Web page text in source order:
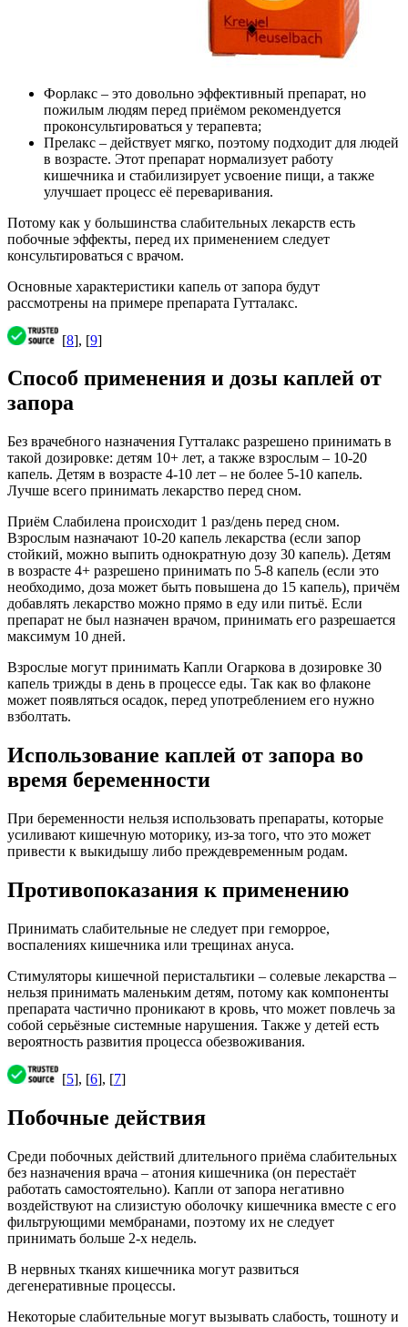
Форлакс – это довольно эффективный препарат, но
пожилым людям перед приёмом рекомендуется
проконсультироваться у терапевта;
Прелакс – действует мягко, поэтому подходит для людей
в возрасте. Этот препарат нормализует работу
кишечника и стабилизирует усвоение пищи, а также
улучшает процесс её переваривания.
Потому как у большинства слабительных лекарств есть
побочные эффекты, перед их применением следует
консультироваться с врачом.
Основные характеристики капель от запора будут
рассмотрены на примере препарата Гутталакс.
[8], [9]
Способ применения и дозы каплей от
запора
Без врачебного назначения Гутталакс разрешено принимать в
такой дозировке: детям 10+ лет, а также взрослым – 10-20
капель. Детям в возрасте 4-10 лет – не более 5-10 капель.
Лучше всего принимать лекарство перед сном.
Приём Слабилена происходит 1 раз/день перед сном.
Взрослым назначают 10-20 капель лекарства (если запор
стойкий, можно выпить однократную дозу 30 капель). Детям
в возрасте 4+ разрешено принимать по 5-8 капель (если это
необходимо, доза может быть повышена до 15 капель), причём
добавлять лекарство можно прямо в еду или питьё. Если
препарат не был назначен врачом, принимать его разрешается
максимум 10 дней.
Взрослые могут принимать Капли Огаркова в дозировке 30
капель трижды в день в процессе еды. Так как во флаконе
может появляться осадок, перед употреблением его нужно
взболтать.
Использование каплей от запора во
время беременности
При беременности нельзя использовать препараты, которые
усиливают кишечную моторику, из-за того, что это может
привести к выкидышу либо преждевременным родам.
Противопоказания к применению
Принимать слабительные не следует при геморрое,
воспалениях кишечника или трещинах ануса.
Стимуляторы кишечной перистальтики – солевые лекарства –
нельзя принимать маленьким детям, потому как компоненты
препарата частично проникают в кровь, что может повлечь за
собой серьёзные системные нарушения. Также у детей есть
вероятность развития процесса обезвоживания.
[5], [6], [7]
Побочные действия
Среди побочных действий длительного приёма слабительных
без назначения врача – атония кишечника (он перестаёт
работать самостоятельно). Капли от запора негативно
воздействуют на слизистую оболочку кишечника вместе с его
фильтрующими мембранами, поэтому их не следует
принимать больше 2-х недель.
В нервных тканях кишечника могут развиться
дегенеративные процессы.
Некоторые слабительные могут вызывать слабость, тошноту и